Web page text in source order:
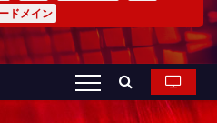
ドメイン